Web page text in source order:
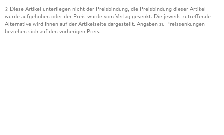
2 Diese Artikel unterliegen nicht der Preisbindung, die Preisbindung dieser Artikel
wurde aufgehoben oder der Preis wurde vom Verlag gesenkt. Die jeweils zutreffende
Alternative wird Ihnen auf der Artikelseite dargestellt. Angaben zu Preissenkungen
beziehen sich auf den vorherigen Preis.